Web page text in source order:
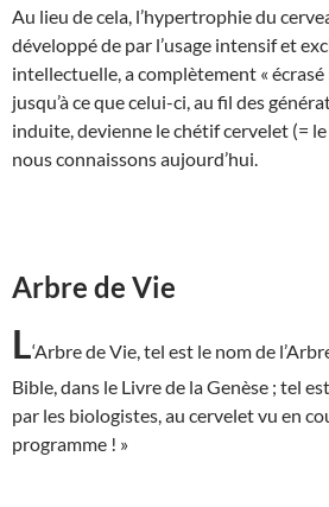
Au lieu de cela, l’hypertrophie du
développé de par l’usage intensif et
intellectuelle, a complètement « écrasé
jusqu’à ce que celui-ci, au fil des
induite, devienne le chétif cervelet (=
nous connaissons aujourd’hui.
Arbre de Vie
L‘Arbre de Vie, tel est le nom de
Bible, dans le Livre de la Genèse ; tel
par les biologistes, au cervelet vu en
programme ! »